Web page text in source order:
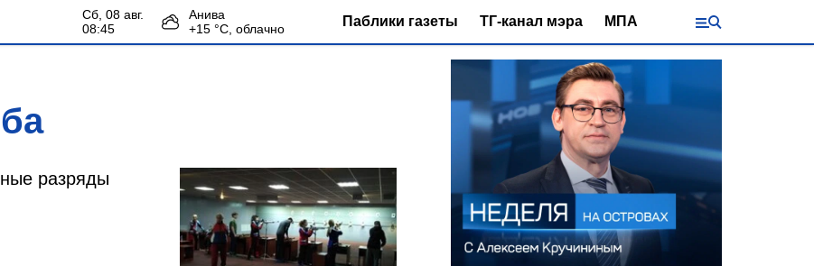
сб, 08 авг.
08:45
Анива
+15 °С, облачно Паблики газеты ТГ-канал мэра МПА
разряды